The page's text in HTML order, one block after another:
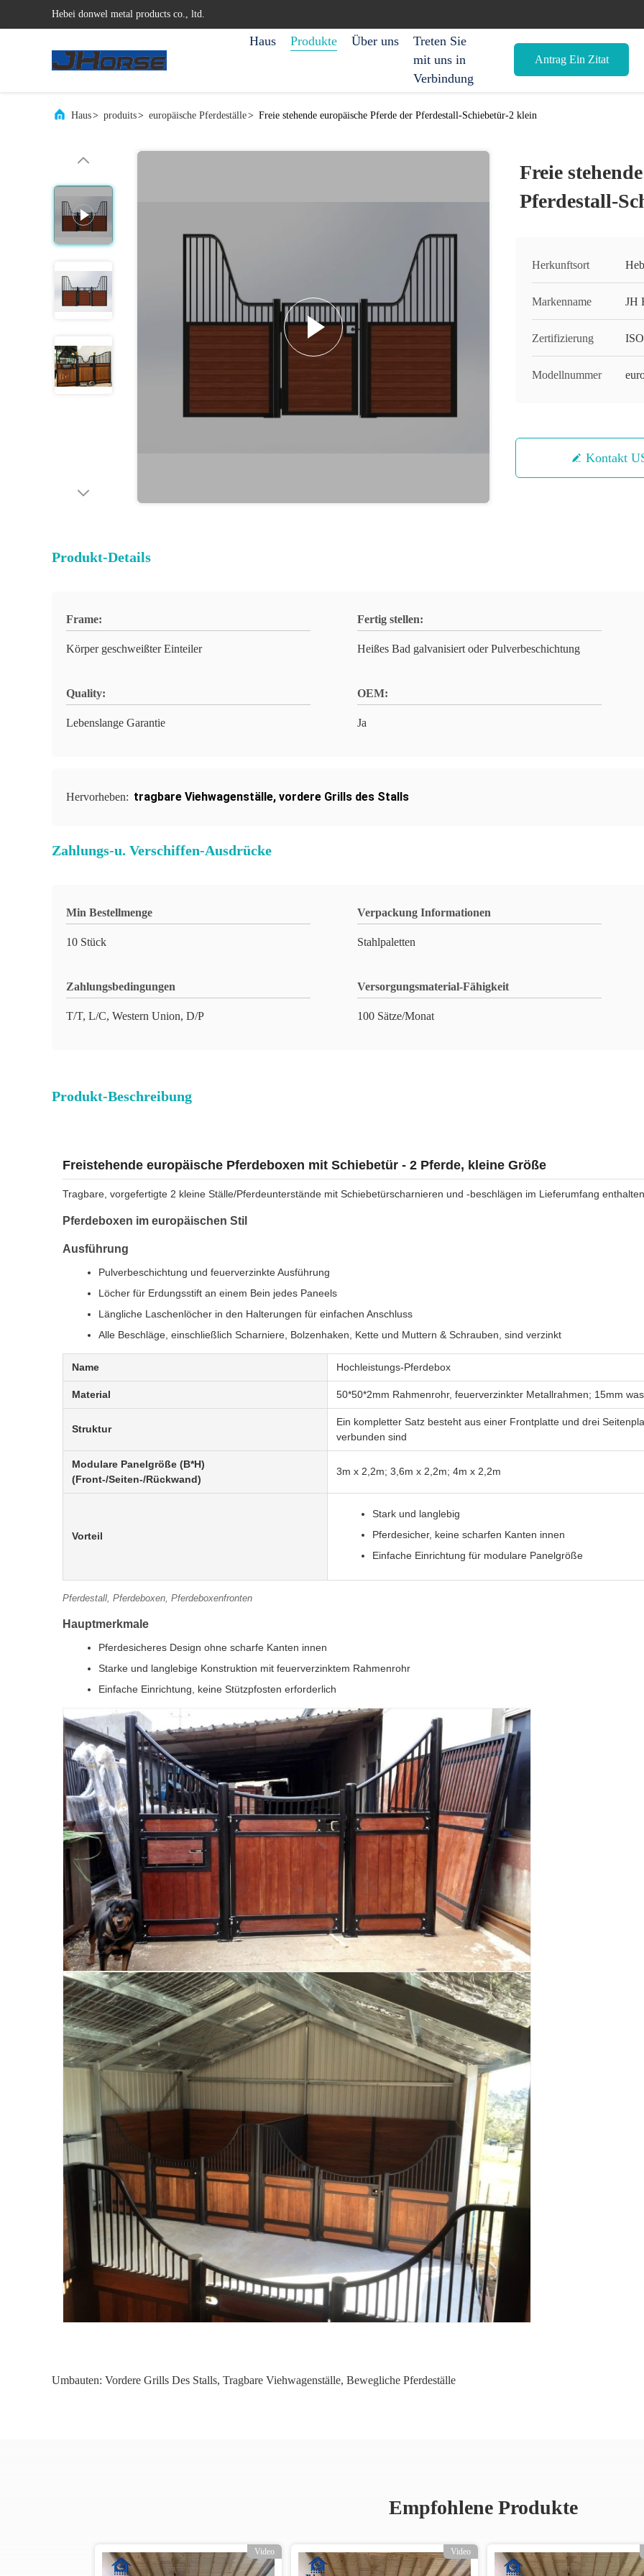
Hebei donwel metal products co., ltd.
Haus Produkte Über uns
Treten Sie
mit uns in
Verbindung
Antrag Ein Zitat
Haus> produits> europäische Pferdeställe> Freie stehende europäische Pferde der Pferdestall-Schiebetür-2 klein
Freie
Pferdestall-
Herkunftsort
Markenname JH
Zertifizierung
Modellnummer
Kontakt
Produkt-Details
Frame:
Körper geschweißter Einteiler
Fertig stellen:
Heißes Bad galvanisiert oder Pulverbeschichtung
Quality:
Lebenslange Garantie
OEM:
Ja
Hervorheben: tragbare Viehwagenställe, vordere Grills des Stalls
Zahlungs-u. Verschiffen-Ausdrücke
Min Bestellmenge
10 Stück
Verpackung Informationen
Stahlpaletten
Zahlungsbedingungen
T/T, L/C, Western Union, D/P
Versorgungsmaterial-Fähigkeit
100 Sätze/Monat
Produkt-Beschreibung
Freistehende europäische Pferdeboxen mit Schiebetür - 2 Pferde, kleine Größe
Tragbare, vorgefertigte 2 kleine Ställe/Pferdeunterstände mit Schiebetürscharnieren und -beschlägen im Lieferumfang
Pferdeboxen im europäischen Stil
Ausführung
Pulverbeschichtung und feuerverzinkte Ausführung
Löcher für Erdungsstift an einem Bein jedes Paneels
Längliche Laschenlöcher in den Halterungen für einfachen Anschluss
Alle Beschläge, einschließlich Scharniere, Bolzenhaken, Kette und Muttern & Schrauben, sind verzinkt
Name Hochleistungs-Pferdebox
Material 50*50*2mm Rahmenrohr, feuerverzinkter Metallrahmen; 15mm
Struktur
Ein kompletter Satz besteht aus einer Frontplatte und drei
verbunden sind
Modulare Panelgröße (B*H)
(Front-/Seiten-/Rückwand)
3m x 2,2m; 3,6m x 2,2m; 4m x 2,2m
Vorteil
Stark und langlebig
Pferdesicher, keine scharfen Kanten innen
Einfache Einrichtung für modulare Panelgröße
Pferdestall, Pferdeboxen, Pferdeboxenfronten
Hauptmerkmale
Pferdesicheres Design ohne scharfe Kanten innen
Starke und langlebige Konstruktion mit feuerverzinktem Rahmenrohr
Einfache Einrichtung, keine Stützpfosten erforderlich
Umbauten: Vordere Grills Des Stalls, Tragbare Viehwagenställe, Bewegliche Pferdeställe
Empfohlene Produkte
Video